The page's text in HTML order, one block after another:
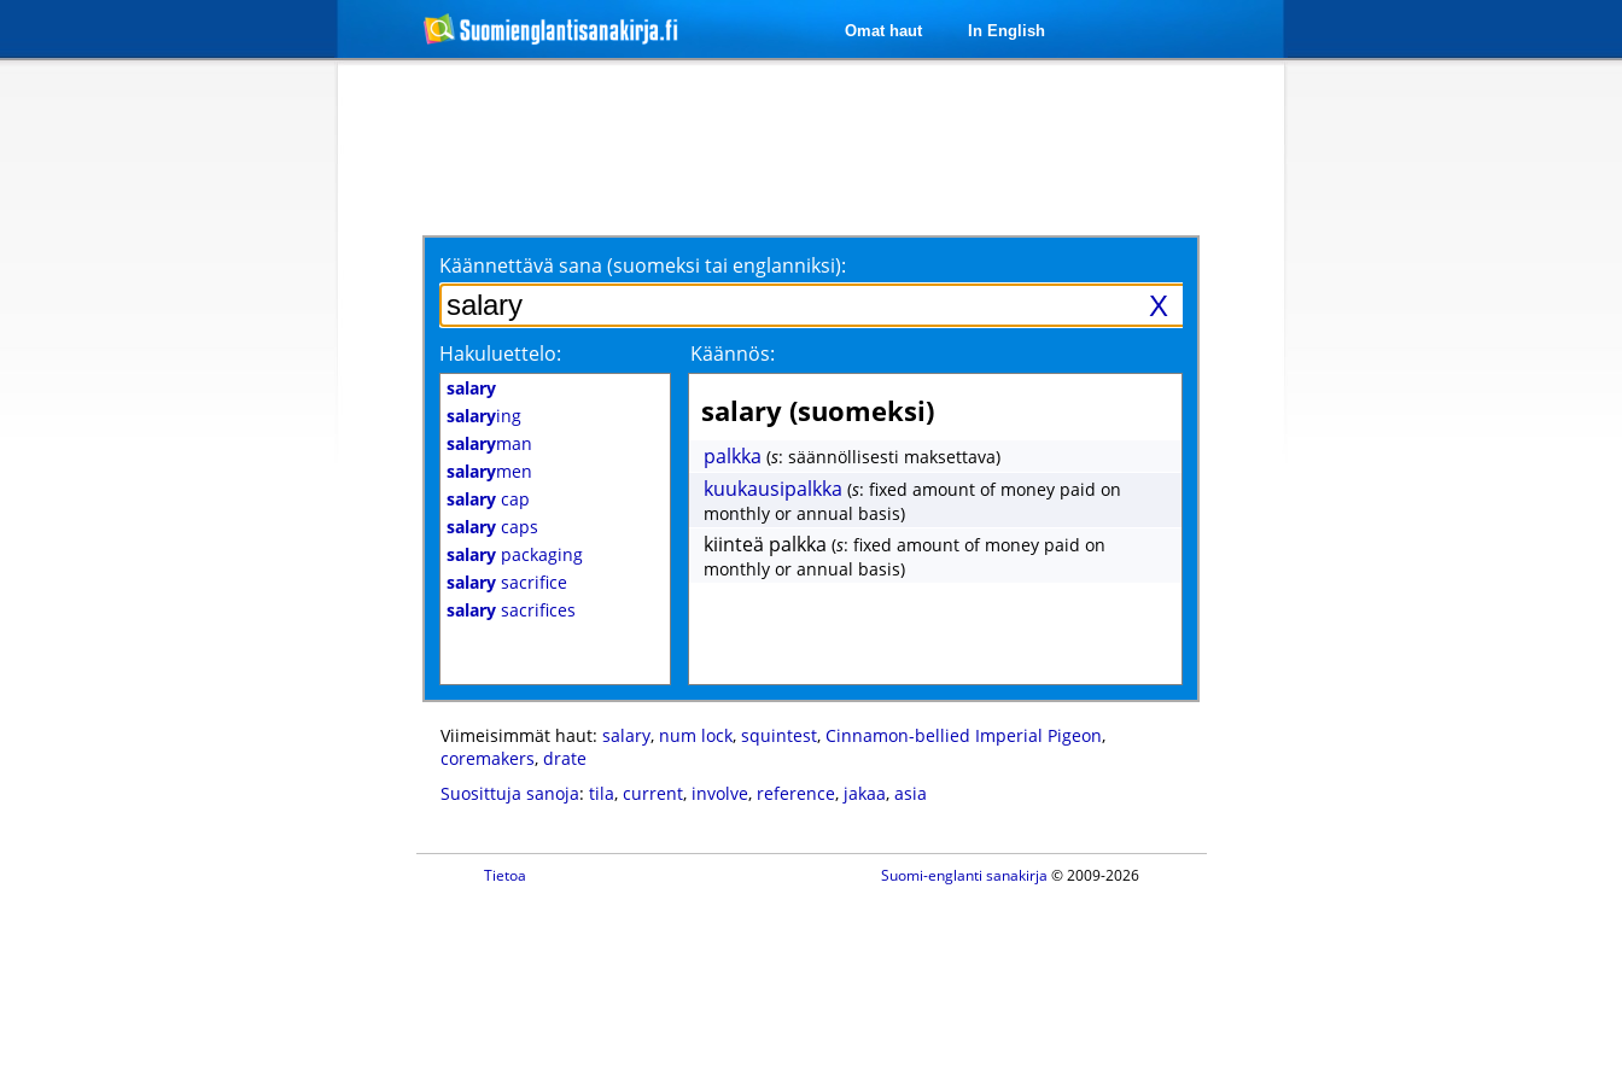
Omat haut In English
Käännettävä sana (suomeksi tai englanniksi):
X
Hakuluettelo: Käännös:
salary
salarying
salaryman
salarymen
salary cap
salary caps
salary packaging
salary sacrifice
salary sacrifices
salary (suomeksi)
palkka (s: säännöllisesti maksettava)
kuukausipalkka (s: fixed amount of money paid on
monthly or annual basis)
kiinteä palkka (s: fixed amount of money paid on
monthly or annual basis)
Viimeisimmät haut: salary, num lock, squintest, Cinnamon-bellied Imperial Pigeon,
coremakers, drate
Suosittuja sanoja: tila, current, involve, reference, jakaa, asia
Tietoa Suomi-englanti sanakirja © 2009-2026